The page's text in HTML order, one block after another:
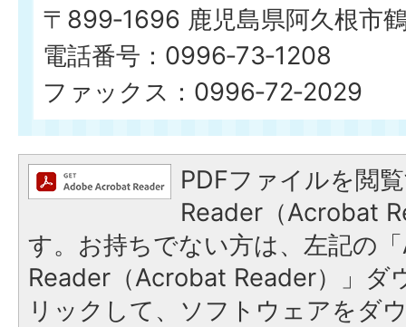
〒899‐1696 鹿児島県阿久根市
電話番号：0996‐73‐1208
ファックス：0996‐72‐2029
PDFファイルを閲
Reader（Acrobat
す。お持ちでない方は、左記の
Reader（Acrobat Reader）」ダ
リックして、ソフトウェアをダ